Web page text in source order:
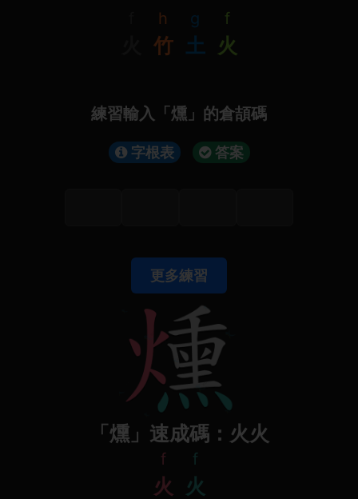
h
竹
g
土
f
火
練習輸入「燻」的倉頡碼
字根表 答案
更多練習
「燻」速成碼：火火
f
火
f
火